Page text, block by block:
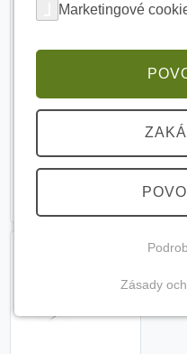
Marketingové
Zásady